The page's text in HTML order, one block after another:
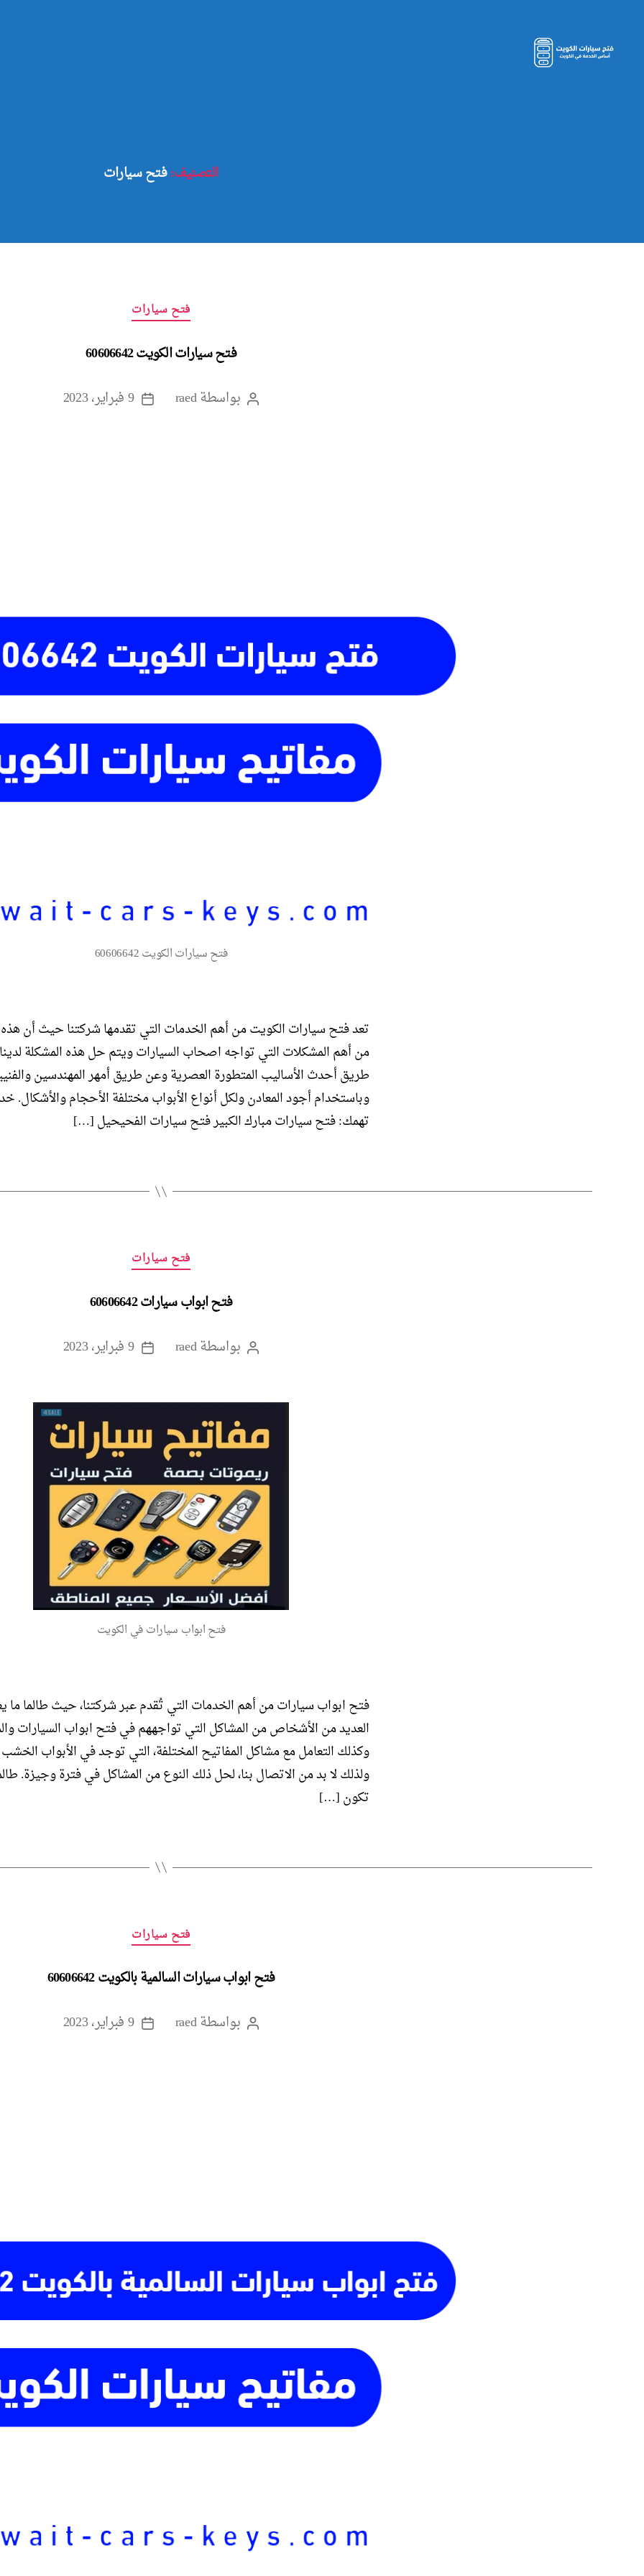
التصنيف:فتح سيارات
التصنيفات
فتح سيارات
فتح سيارات الكويت 60606642
كاتببواسطةraed
تاريخ
9 فبراير، 2023
فتح سيارات الكويت 60606642
تعد فتح سيارات الكويت من أهم الخدمات التي تقدمها شركتنا حيث أن هذه
من أهم المشكلات التي تواجه اصحاب السيارات ويتم حل هذه المشكلة
طريق أحدث الأساليب المتطورة العصرية وعن طريق أمهر المهندسين
وباستخدام أجود المعادن ولكل أنواع الأبواب مختلفة الأحجام والأشكال.
تهمك: فتح سيارات مبارك الكبير فتح سيارات الفحيحيل […]
التصنيفات
فتح سيارات
فتح ابواب سيارات 60606642
كاتببواسطةraed
تاريخ
9 فبراير، 2023
فتح ابواب سيارات في الكويت
فتح ابواب سيارات من أهم الخدمات التي تُقدم عبر شركتنا، حيث طالما ما
العديد من الأشخاص من المشاكل التي تواجههم في فتح ابواب السيارات
وكذلك التعامل مع مشاكل المفاتيح المختلفة، التي توجد في الأبواب
ولذلك لا بد من الاتصال بنا، لحل ذلك النوع من المشاكل في فترة وجيزة.
تكون […]
التصنيفات
فتح سيارات
فتح ابواب سيارات السالمية بالكويت 60606642
كاتببواسطةraed
تاريخ
9 فبراير، 2023